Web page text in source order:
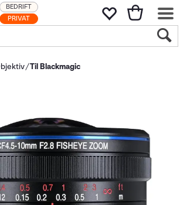
PRIVAT
BEDRIFT
Til Blackmagic